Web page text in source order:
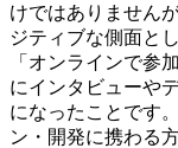
けではありません
ジティブな側面と
「オンラインで参
にインタビューや
になったことです
ン・開発に携わる